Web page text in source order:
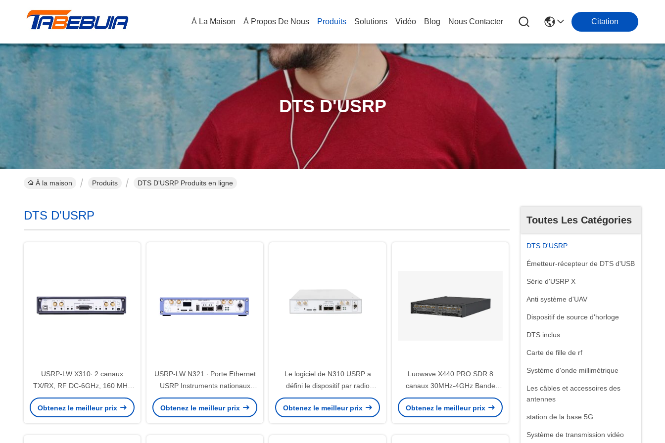
À La Maison À Propos De Nous Produits Solutions Vidéo Blog Nous Contacter Citation
DTS D'USRP
À la maison Produits DTS D'USRP Produits en ligne
Toutes Les Catégories
DTS D'USRP
Émetteur-récepteur de DTS d'USB
Série d'USRP X
Anti système d'UAV
Dispositif de source d'horloge
DTS inclus
Carte de fille de rf
Système d'onde millimétrique
Les câbles et accessoires des
antennes
station de la base 5G
Système de transmission vidéo
DTS D'USRP
USRP-LW X310∙ 2 canaux
TX/RX, RF DC-6GHz, 160 MHz
BW Chacun, 2 × SFP+, 1 × PCIE
BUS, USRP Dispositif radio défini
Obtenez le meilleur prix
USRP-LW N321 ∙ Porte Ethernet
USRP Instruments nationaux
SDR N321
Obtenez le meilleur prix
Le logiciel de N310 USRP a
défini le dispositif par radio
10MHz à 6GHz
Obtenez le meilleur prix
Luowave X440 PRO SDR 8
canaux 30MHz-4GHz Bande
passante 1,6GHz USRP
Obtenez le meilleur prix